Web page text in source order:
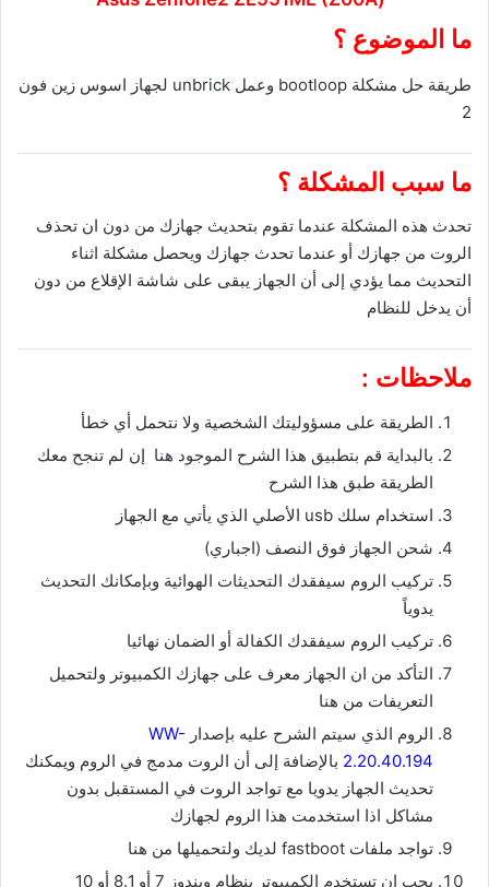
ما الموضوع ؟
طريقة حل مشكلة bootloop وعمل unbrick لجهاز اسوس زين فون
2
ما سبب المشكلة ؟
تحدث هذه المشكلة عندما تقوم بتحديث جهازك من دون ان تحذف
الروت من جهازك أو عندما تحدث جهازك ويحصل مشكلة اثناء
التحديث مما يؤدي إلى أن الجهاز يبقى على شاشة الإقلاع من دون
أن يدخل للنظام
ملاحظات :
الطريقة على مسؤوليتك الشخصية ولا نتحمل أي خطأ
بالبداية قم بتطبيق هذا الشرح الموجود هنا إن لم تنجح معك
الطريقة طبق هذا الشرح
استخدام سلك usb الأصلي الذي يأتي مع الجهاز
شحن الجهاز فوق النصف (اجباري)
تركيب الروم سيفقدك التحديثات الهوائية وبإمكانك التحديث
يدوياً
تركيب الروم سيفقدك الكفالة أو الضمان نهائيا
التأكد من ان الجهاز معرف على جهازك الكمبيوتر ولتحميل
التعريفات من هنا
الروم الذي سيتم الشرح عليه بإصدار WW-
2.20.40.194 بالإضافة إلى أن الروت مدمج في الروم ويمكنك
تحديث الجهاز يدويا مع تواجد الروت في المستقبل بدون
مشاكل اذا استخدمت هذا الروم لجهازك
تواجد ملفات fastboot لديك ولتحميلها من
هنا
يجب ان تستخدم الكمبيوتر بنظام ويندوز 7 أو 8.1 أو 10